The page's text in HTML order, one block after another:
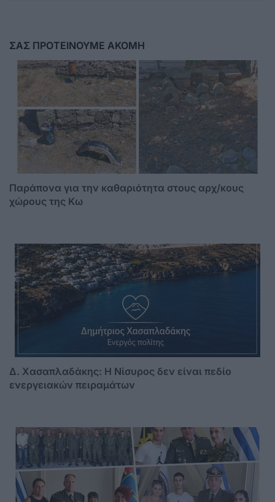
ΣΑΣ ΠΡΟΤΕΙΝΟΥΜΕ ΑΚΟΜΗ
Παράπονα για την καθαριότητα στους αρχ/κους
χώρους της Κω
Δ. Χασαπλαδάκης: Η Νίσυρος δεν είναι πεδίο
ενεργειακών πειραμάτων